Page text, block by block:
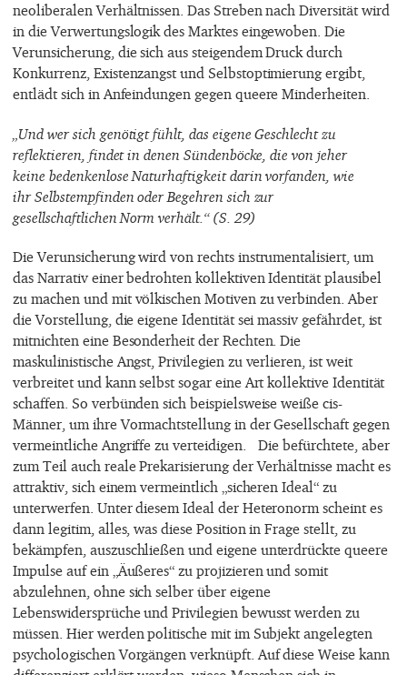
neoliberalen Verhältnissen. Das Streben nach Diversität wird
in die Verwertungslogik des Marktes eingewoben. Die
Verunsicherung, die sich aus steigendem Druck durch
Konkurrenz, Existenzangst und Selbstoptimierung ergibt,
entlädt sich in Anfeindungen gegen queere Minderheiten.
„Und wer sich genötigt fühlt, das eigene Geschlecht zu
reflektieren, findet in denen Sündenböcke, die von jeher
keine bedenkenlose Naturhaftigkeit darin vorfanden, wie
ihr Selbstempfinden oder Begehren sich zur
gesellschaftlichen Norm verhält.“ (S. 29)
Die Verunsicherung wird von rechts instrumentalisiert, um
das Narrativ einer bedrohten kollektiven Identität plausibel
zu machen und mit völkischen Motiven zu verbinden. Aber
die Vorstellung, die eigene Identität sei massiv gefährdet, ist
mitnichten eine Besonderheit der Rechten. Die
maskulinistische Angst, Privilegien zu verlieren, ist weit
verbreitet und kann selbst sogar eine Art kollektive Identität
schaffen. So verbünden sich beispielsweise weiße cis-
Männer, um ihre Vormachtstellung in der Gesellschaft gegen
vermeintliche Angriffe zu verteidigen. Die befürchtete, aber
zum Teil auch reale Prekarisierung der Verhältnisse macht es
attraktiv, sich einem vermeintlich „sicheren Ideal“ zu
unterwerfen. Unter diesem Ideal der Heteronorm scheint es
dann legitim, alles, was diese Position in Frage stellt, zu
bekämpfen, auszuschließen und eigene unterdrückte queere
Impulse auf ein „Äußeres“ zu projizieren und somit
abzulehnen, ohne sich selber über eigene
Lebenswidersprüche und Privilegien bewusst werden zu
müssen. Hier werden politische mit im Subjekt angelegten
psychologischen Vorgängen verknüpft. Auf diese Weise kann